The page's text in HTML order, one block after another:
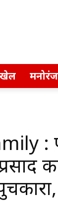
खेल
: